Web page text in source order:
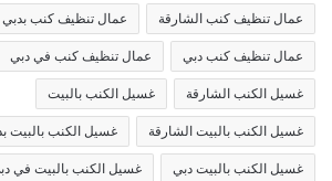
عمال تنظيف كنب الشارقة عمال تنظيف كنب بدبي
عمال تنظيف كنب دبي عمال تنظيف كنب في دبي
غسيل الكنب الشارقة غسيل الكنب بالبيت
غسيل الكنب بالبيت الشارقة غسيل الكنب بالبيت
غسيل الكنب بالبيت دبي غسيل الكنب بالبيت في